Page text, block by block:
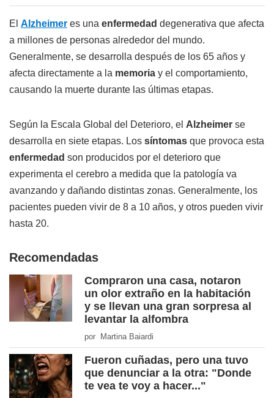
El Alzheimer es una enfermedad degenerativa que afecta
a millones de personas alrededor del mundo.
Generalmente, se desarrolla después de los 65 años y
afecta directamente a la memoria y el comportamiento,
causando la muerte durante las últimas etapas.
Según la Escala Global del Deterioro, el Alzheimer se
desarrolla en siete etapas. Los síntomas que provoca esta
enfermedad son producidos por el deterioro que
experimenta el cerebro a medida que la patología va
avanzando y dañando distintas zonas. Generalmente, los
pacientes pueden vivir de 8 a 10 años, y otros pueden vivir
hasta 20.
Recomendadas
Compraron una casa, notaron
un olor extraño en la habitación
y se llevan una gran sorpresa al
levantar la alfombra
por Martina Baiardi
Fueron cuñadas, pero una tuvo
que denunciar a la otra: "Donde
te vea te voy a hacer..."